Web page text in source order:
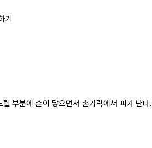
기
부분에 손이 닿으면서 손가락에서 피가 난다.